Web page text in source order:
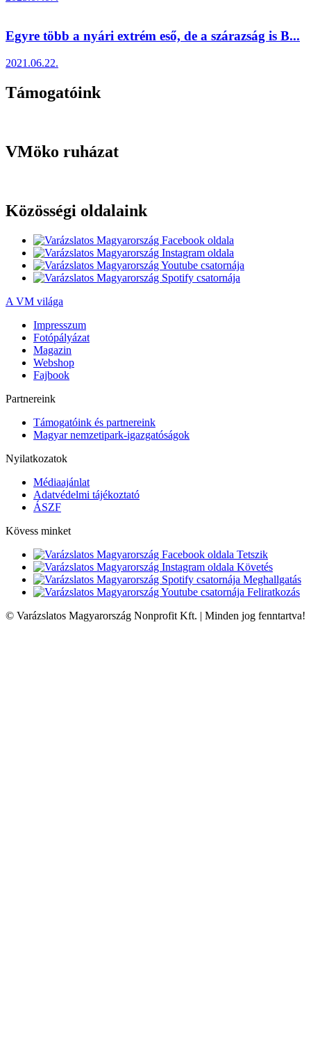
Egyre több a nyári extrém eső, de a szárazság is B...
2021.06.22.
Támogatóink
VMöko ruházat
Közösségi oldalaink
A VM világa
Impresszum
Fotópályázat
Magazin
Webshop
Fajbook
Partnereink
Támogatóink és partnereink
Magyar nemzetipark-igazgatóságok
Nyilatkozatok
Médiaajánlat
Adatvédelmi tájékoztató
ÁSZF
Kövess minket
Tetszik
Követés
Meghallgatás
Feliratkozás
© Varázslatos Magyarország Nonprofit Kft. | Minden jog fenntartva!